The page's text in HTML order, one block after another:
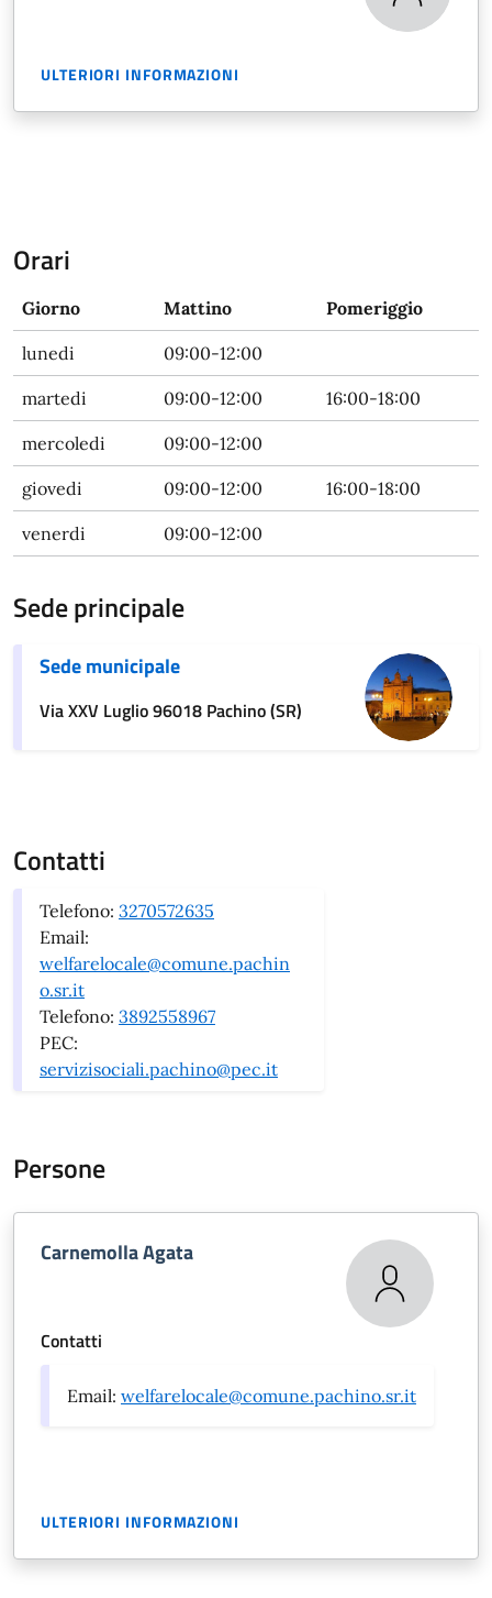
ULTERIORI INFORMAZIONI
Orari
Giorno Mattino Pomeriggio
lunedi 09:00-12:00
martedi 09:00-12:00 16:00-18:00
mercoledi 09:00-12:00
giovedi 09:00-12:00 16:00-18:00
venerdi 09:00-12:00
Sede principale
Sede municipale
Via XXV Luglio 96018 Pachino (SR)
Contatti
Telefono: 3270572635
Email:
welfarelocale@comune.pachin
o.sr.it
Telefono: 3892558967
PEC:
servizisociali.pachino@pec.it
Persone
Carnemolla Agata
Contatti
Email: welfarelocale@comune.pachino.sr.it
ULTERIORI INFORMAZIONI